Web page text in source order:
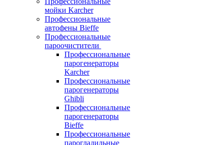
мойки Karcher
Профессиональные
автофены Bieffe
Профессиональные
пароочистители
Профессиональные
парогенераторы
Karcher
Профессиональные
парогенераторы
Ghibli
Профессиональные
парогенераторы
Bieffe
Профессиональные
парогладильные